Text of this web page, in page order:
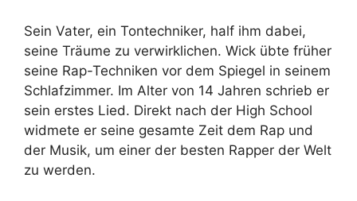
Sein Vater, ein Tontechniker, half ihm dabei,
seine Träume zu verwirklichen. Wick übte früher
seine Rap-Techniken vor dem Spiegel in seinem
Schlafzimmer. Im Alter von 14 Jahren schrieb er
sein erstes Lied. Direkt nach der High School
widmete er seine gesamte Zeit dem Rap und
der Musik, um einer der besten Rapper der Welt
zu werden.